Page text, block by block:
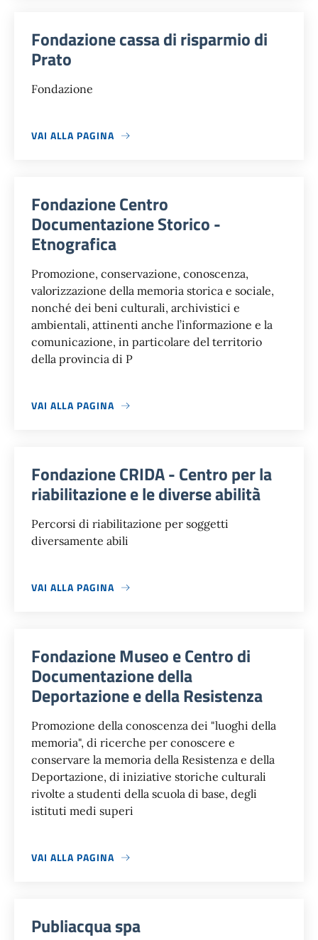
Fondazione cassa di risparmio di
Prato
Fondazione
VAI ALLA PAGINA
Fondazione Centro
Documentazione Storico -
Etnografica
Promozione, conservazione, conoscenza,
valorizzazione della memoria storica e sociale,
nonché dei beni culturali, archivistici e
ambientali, attinenti anche l’informazione e la
comunicazione, in particolare del territorio
della provincia di P
VAI ALLA PAGINA
Fondazione CRIDA - Centro per la
riabilitazione e le diverse abilità
Percorsi di riabilitazione per soggetti
diversamente abili
VAI ALLA PAGINA
Fondazione Museo e Centro di
Documentazione della
Deportazione e della Resistenza
Promozione della conoscenza dei "luoghi della
memoria", di ricerche per conoscere e
conservare la memoria della Resistenza e della
Deportazione, di iniziative storiche culturali
rivolte a studenti della scuola di base, degli
istituti medi superi
VAI ALLA PAGINA
Publiacqua spa